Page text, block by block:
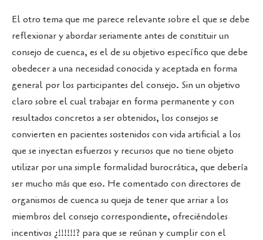
El otro tema que me parece relevante sobre el que se debe
reflexionar y abordar seriamente antes de constituir un
consejo de cuenca, es el de su objetivo específico que debe
obedecer a una necesidad conocida y aceptada en forma
general por los participantes del consejo. Sin un objetivo
claro sobre el cual trabajar en forma permanente y con
resultados concretos a ser obtenidos, los consejos se
convierten en pacientes sostenidos con vida artificial a los
que se inyectan esfuerzos y recursos que no tiene objeto
utilizar por una simple formalidad burocrática, que debería
ser mucho más que eso. He comentado con directores de
organismos de cuenca su queja de tener que arriar a los
miembros del consejo correspondiente, ofreciéndoles
incentivos ¿!!!!!!? para que se reúnan y cumplir con el